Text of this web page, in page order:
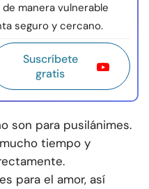
manera vulnerable
seguro y cercano.
Suscríbete
gratis
son para pusilánimes.
tiempo y
para el amor, así